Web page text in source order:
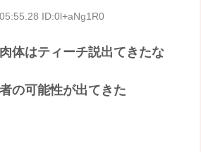
ID:0l+aNg1R0
体はティーチ説出てきたな
の可能性が出てきた